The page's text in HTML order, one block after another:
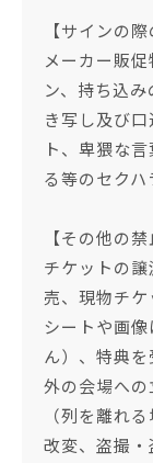
【サインの
メーカー販
ン、持ち込
き写し及び
ト、卑猥な
る等のセクハ
【その他の禁
チケットの
売、現物チ
シートや画
ん）、特典
外の会場への
（列を離れ
改変、盗撮・